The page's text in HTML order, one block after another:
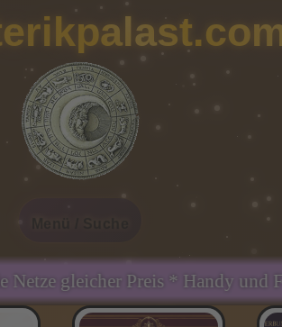
Menü / Suche
und Festnetz gleicher Preis *